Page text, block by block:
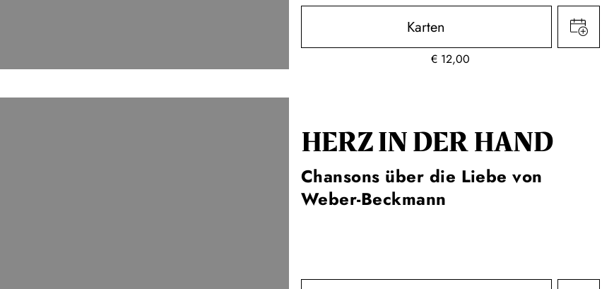
Karten
€ 12,00
HERZ IN DER HAND
Chansons über die Liebe von
Weber-Beckmann